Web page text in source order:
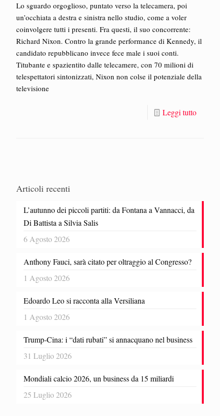
Lo sguardo orgoglioso, puntato verso la telecamera, poi
un’occhiata a destra e sinistra nello studio, come a voler
coinvolgere tutti i presenti. Fra questi, il suo concorrente:
Richard Nixon. Contro la grande performance di Kennedy, il
candidato repubblicano invece fece male i suoi conti.
Titubante e spazientito dalle telecamere, con 70 milioni di
telespettatori sintonizzati, Nixon non colse il potenziale della
televisione
Leggi tutto
Articoli recenti
L’autunno dei piccoli partiti: da Fontana a Vannacci, da
Di Battista a Silvia Salis
6 Agosto 2026
Anthony Fauci, sarà citato per oltraggio al Congresso?
1 Agosto 2026
Edoardo Leo si racconta alla Versiliana
1 Agosto 2026
Trump-Cina: i “dati rubati” si annacquano nel business
31 Luglio 2026
Mondiali calcio 2026, un business da 15 miliardi
25 Luglio 2026